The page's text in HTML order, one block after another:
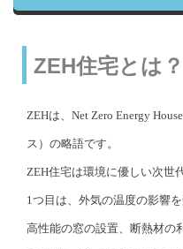
ZEH住宅とは？
ZEHは、Net Zero Energy
ス）の略語です。
ZEH住宅は環境に優しい次世
1つ目は、外気の温度の影響
高性能の窓の設置、断熱材の